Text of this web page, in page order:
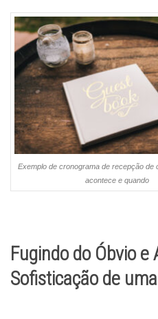
Exemplo de cronograma de recepção de
acontece e quando
Fugindo do Óbvio e
Sofisticação de